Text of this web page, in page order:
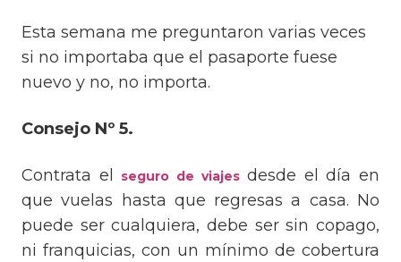
Esta semana me preguntaron varias veces
si no importaba que el pasaporte fuese
nuevo y no, no importa.
Consejo Nº 5.
Contrata el seguro de viajesdesde el día en
que vuelas hasta que regresas a casa. No
puede ser cualquiera, debe ser sin copago,
ni franquicias, con un mínimo de cobertura